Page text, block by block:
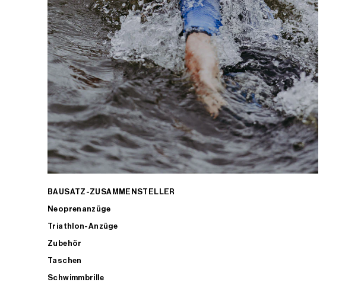
BAUSATZ-ZUSAMMENSTELLER
Neoprenanzüge
Triathlon-Anzüge
Zubehör
Taschen
Schwimmbrille